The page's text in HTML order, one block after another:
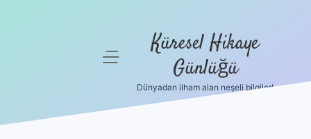
menüyü
Küresel Hikaye
Günlüğü
Dünyadan ilham alan neşeli bilgiler!